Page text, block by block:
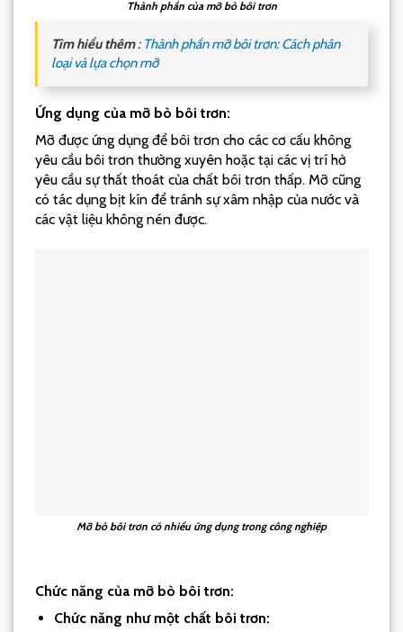
Thành phần của mỡ bò bôi trơn
Tìm hiểu thêm: Thành phần mỡ bôi trơn: Cách phân
loại và lựa chọn mỡ
Ứng dụng của mỡ bò bôi trơn:
Mỡ được ứng dụng để bôi trơn cho các cơ cấu không
yêu cầu bôi trơn thường xuyên hoặc tại các vị trí hở
yêu cầu sự thất thoát của chất bôi trơn thấp. Mỡ cũng
có tác dụng bịt kín để tránh sự xâm nhập của nước và
các vật liệu không nén được.
Mỡ bò bôi trơn có nhiều ứng dụng trong công nghiệp
Chức năng của mỡ bò bôi trơn:
Chức năng như một chất bôi trơn: